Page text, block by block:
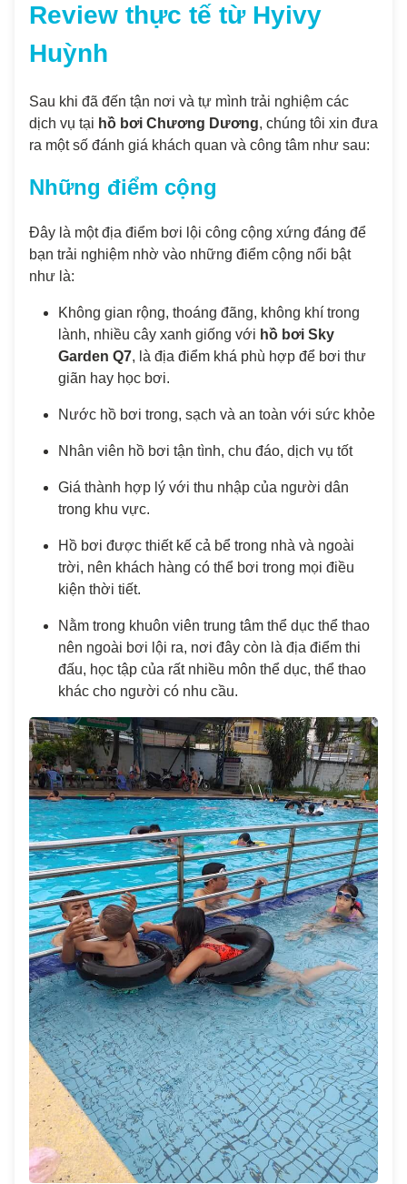
Review thực tế từ Hyivy
Huỳnh
Sau khi đã đến tận nơi và tự mình trải nghiệm các
dịch vụ tại hồ bơi Chương Dương, chúng tôi xin đưa
ra một số đánh giá khách quan và công tâm như sau:
Những điểm cộng
Đây là một địa điểm bơi lội công cộng xứng đáng để
bạn trải nghiệm nhờ vào những điểm cộng nổi bật
như là:
Không gian rộng, thoáng đãng, không khí trong
lành, nhiều cây xanh giống với hồ bơi Sky
Garden Q7, là địa điểm khá phù hợp để bơi thư
giãn hay học bơi.
Nước hồ bơi trong, sạch và an toàn với sức khỏe
Nhân viên hồ bơi tận tình, chu đáo, dịch vụ tốt
Giá thành hợp lý với thu nhập của người dân
trong khu vực.
Hồ bơi được thiết kế cả bể trong nhà và ngoài
trời, nên khách hàng có thể bơi trong mọi điều
kiện thời tiết.
Nằm trong khuôn viên trung tâm thể dục thể thao
nên ngoài bơi lội ra, nơi đây còn là địa điểm thi
đấu, học tập của rất nhiều môn thể dục, thể thao
khác cho người có nhu cầu.